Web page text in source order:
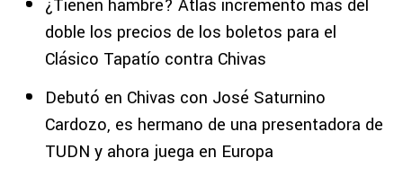
¿Tienen hambre? Atlas incrementó más del
doble los precios de los boletos para el
Clásico Tapatío contra Chivas
Debutó en Chivas con José Saturnino
Cardozo, es hermano de una presentadora de
TUDN y ahora juega en Europa